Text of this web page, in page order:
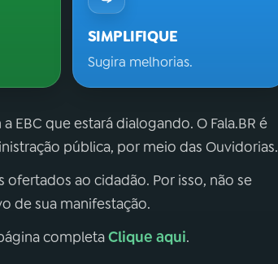
SIMPLIFIQUE
Sugira melhorias.
EBC que estará dialogando. O Fala.BR é
pública, por meio das Ouvidorias.
ofertados ao cidadão. Por isso, não se
de sua manifestação.
completaClique aqui.